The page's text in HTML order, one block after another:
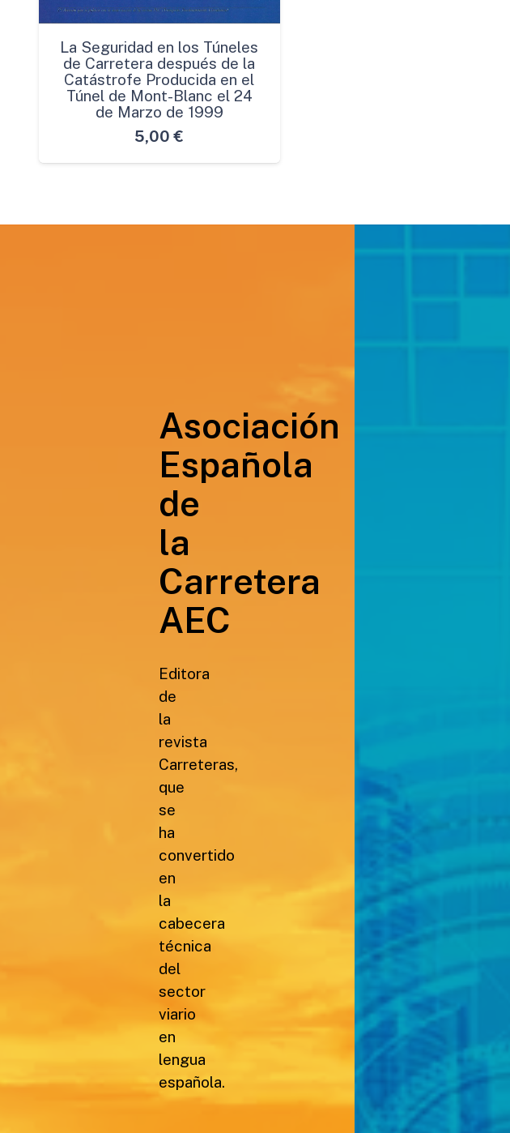
La Seguridad en los Túneles
de Carretera después de la
Catástrofe Producida en el
Túnel de Mont-Blanc el 24
de Marzo de 1999
5,00 €
Asociación
Española
de
la
Carretera
AEC
Editora
de
la
revista
Carreteras,
que
se
ha
convertido
en
la
cabecera
técnica
del
sector
viario
en
lengua
española.